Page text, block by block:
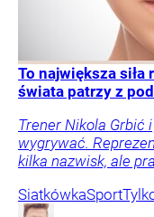
To największa
świata patrzy z
Trener Nikola Grbić
wygrywać.
kilka nazwisk, ale
SiatkówkaSport